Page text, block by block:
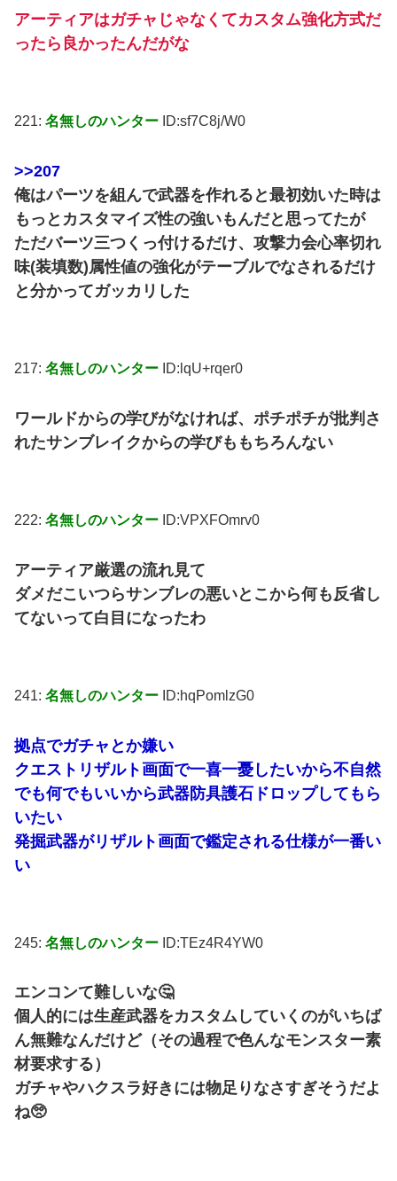
アーティアはガチャじゃなくてカスタム強化方式だ
ったら良かったんだがな
221: 名無しのハンター ID:sf7C8j/W0
>>207
俺はパーツを組んで武器を作れると最初効いた時は
もっとカスタマイズ性の強いもんだと思ってたが
ただバーツ三つくっ付けるだけ、攻撃力会心率切れ
味(装填数)属性値の強化がテーブルでなされるだけ
と分かってガッカリした
217: 名無しのハンター ID:lqU+rqer0
ワールドからの学びがなければ、ポチポチが批判さ
れたサンブレイクからの学びももちろんない
222: 名無しのハンター ID:VPXFOmrv0
アーティア厳選の流れ見て
ダメだこいつらサンブレの悪いとこから何も反省し
てないって白目になったわ
241: 名無しのハンター ID:hqPomlzG0
拠点でガチャとか嫌い
クエストリザルト画面で一喜一憂したいから不自然
でも何でもいいから武器防具護石ドロップしてもら
いたい
発掘武器がリザルト画面で鑑定される仕様が一番い
い
245: 名無しのハンター ID:TEz4R4YW0
エンコンて難しいな🤔
個人的には生産武器をカスタムしていくのがいちば
ん無難なんだけど（その過程で色んなモンスター素
材要求する）
ガチャやハクスラ好きには物足りなさすぎそうだよ
ね🥺